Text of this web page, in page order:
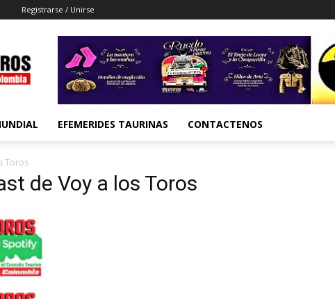
Registrarse / Unirse
EFEMERIDES TAURINAS CONTACTENOS
Toros
de Voy a los Toros